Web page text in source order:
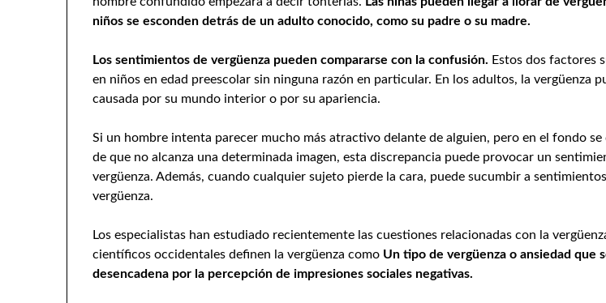
niños se esconden detrás de un adulto conocido, como su padre o su madre.
Los sentimientos de vergüenza pueden compararse con la confusión. Estos dos factores
en niños en edad preescolar sin ninguna razón en particular. En los adultos, la vergüenza
causada por su mundo interior o por su apariencia.
Si un hombre intenta parecer mucho más atractivo delante de alguien, pero en el fondo se
de que no alcanza una determinada imagen, esta discrepancia puede provocar un
vergüenza. Además, cuando cualquier sujeto pierde la cara, puede sucumbir a
vergüenza.
Los especialistas han estudiado recientemente las cuestiones relacionadas con la
científicos occidentales definen la vergüenza como Un tipo de vergüenza o ansiedad que
desencadena por la percepción de impresiones sociales negativas.